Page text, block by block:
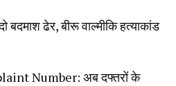
ढेर, बीरू वाल्मीकि हत्याकांड
Number: अब दफ्तरों के